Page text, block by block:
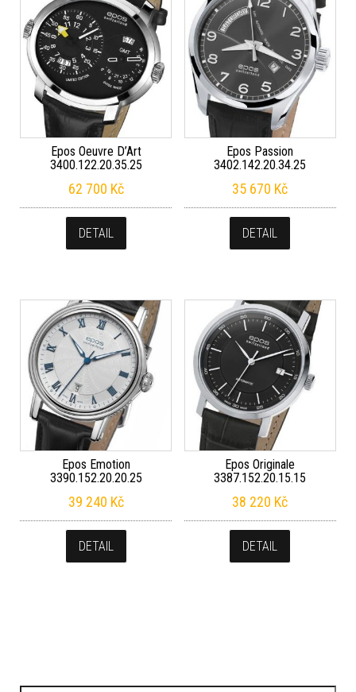
Epos Oeuvre D’Art
3400.122.20.35.25
62 700 Kč
DETAIL
Epos Passion
3402.142.20.34.25
35 670 Kč
DETAIL
Epos Emotion
3390.152.20.20.25
39 240 Kč
DETAIL
Epos Originale
3387.152.20.15.15
38 220 Kč
DETAIL